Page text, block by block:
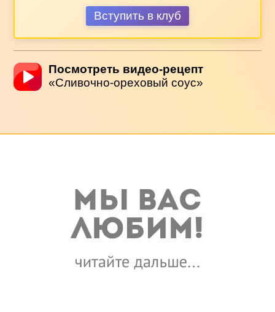
Вступить в клуб
Посмотреть видео-рецепт
«Сливочно-ореховый соус»